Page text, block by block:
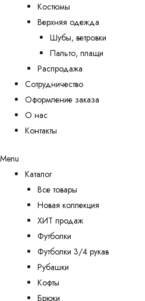
Костюмы
Верхняя одежда
Шубы, ветровки
Пальто, плащи
Распродажа
Сотрудничество
Оформление заказа
О нас
Контакты
Menu
Каталог
Все товары
Новая коллекция
ХИТ продаж
Футболки
Футболки 3/4 рукав
Рубашки
Кофты
Брюки